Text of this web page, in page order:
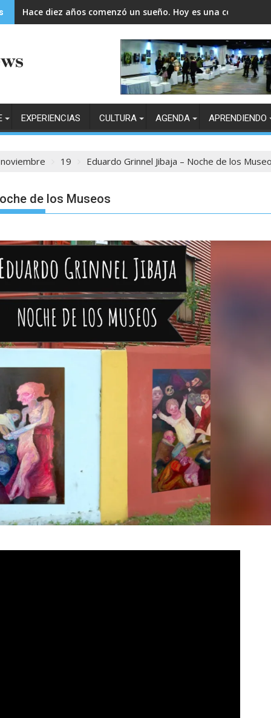
Hace diez años comenzó un sueño. Hoy es una comunidad.
EXPERIENCIAS CULTURA AGENDA APRENDIENDO
noviembre 19 Eduardo Grinnel Jibaja – Noche de los
de los Museos